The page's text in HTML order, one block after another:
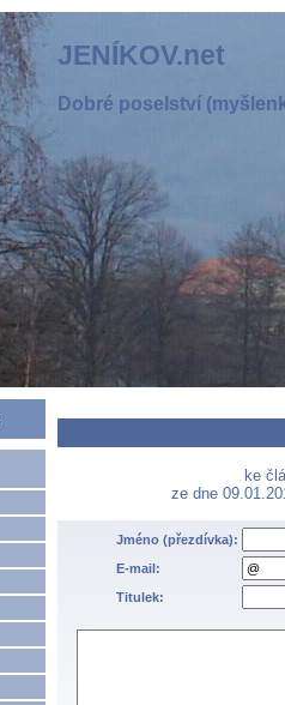
JENÍKOV.net
Dobré poselství
ke
ze dne
Jméno (přezdívka):
E-mail:
Titulek: